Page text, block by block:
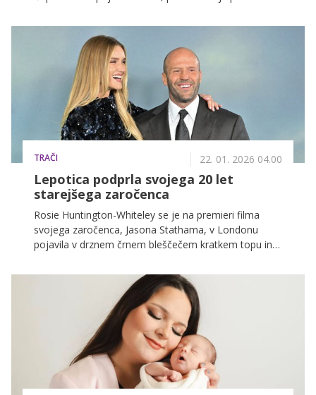
pot do starševstva.
TRAČI 22. 01. 2026 04.00
Lepotica podprla svojega 20 let
starejšega zaročenca
Rosie Huntington-Whiteley se je na premieri filma
svojega zaročenca, Jasona Stathama, v Londonu
pojavila v drznem črnem bleščečem kratkem topu in
izhodu brez otrok.